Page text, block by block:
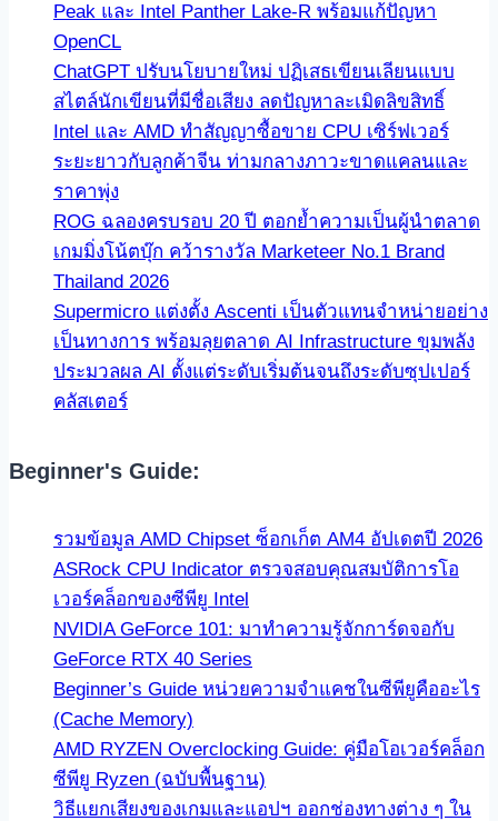
Peak และ Intel Panther Lake-R พร้อมแก้ปัญหา
OpenCL
ChatGPT ปรับนโยบายใหม่ ปฏิเสธเขียนเลียนแบบ
สไตล์นักเขียนที่มีชื่อเสียง ลดปัญหาละเมิดลิขสิทธิ์
Intel และ AMD ทำสัญญาซื้อขาย CPU เซิร์ฟเวอร์
ระยะยาวกับลูกค้าจีน ท่ามกลางภาวะขาดแคลนและ
ราคาพุ่ง
ROG ฉลองครบรอบ 20 ปี ตอกย้ำความเป็นผู้นำตลาด
เกมมิ่งโน้ตบุ๊ก คว้ารางวัล Marketeer No.1 Brand
Thailand 2026
Supermicro แต่งตั้ง Ascenti เป็นตัวแทนจำหน่ายอย่าง
เป็นทางการ พร้อมลุยตลาด AI Infrastructure ขุมพลัง
ประมวลผล AI ตั้งแต่ระดับเริ่มต้นจนถึงระดับซุปเปอร์
คลัสเตอร์
Beginner's Guide:
รวมข้อมูล AMD Chipset ซ็อกเก็ต AM4 อัปเดตปี 2026
ASRock CPU Indicator ตรวจสอบคุณสมบัติการโอ
เวอร์คล็อกของซีพียู Intel
NVIDIA GeForce 101: มาทำความรู้จักการ์ดจอกับ
GeForce RTX 40 Series
Beginner’s Guide หน่วยความจำแคชในซีพียูคืออะไร
(Cache Memory)
AMD RYZEN Overclocking Guide: คู่มือโอเวอร์คล็อก
ซีพียู Ryzen (ฉบับพื้นฐาน)
วิธีแยกเสียงของเกมและแอปฯ ออกช่องทางต่าง ๆ ใน